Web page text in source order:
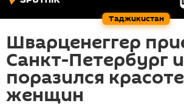
Таджикистан
Шварценеггер
Санкт-Петербург и
поразился
женщин